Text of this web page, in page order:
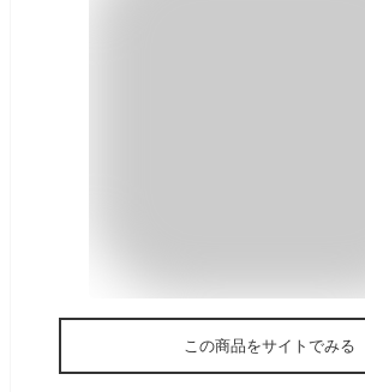
この商品をサイトでみる